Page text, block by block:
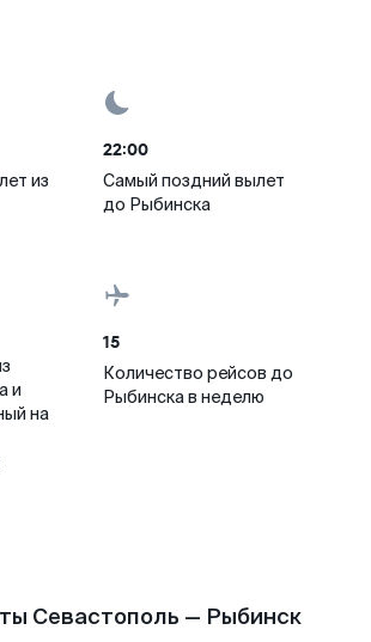
из
22:00
Самый поздний вылет
до Рыбинска
и
на
15
Количество рейсов до
Рыбинска в неделю
Севастополь — Рыбинск